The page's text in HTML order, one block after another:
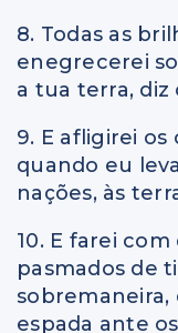
8. Todas as
enegrecerei
a tua terra, diz
9. E afligirei
quando eu
nações, às
10. E farei
pasmados de
sobremaneira,
espada ante